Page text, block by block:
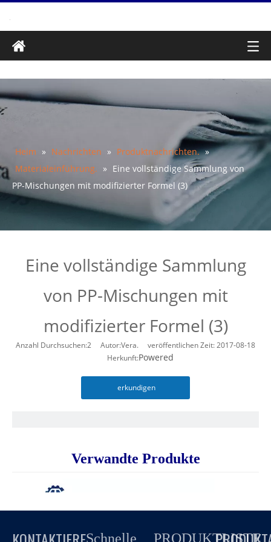
Heim » Nachrichten » Produktnachrichten. »
Materialeinführung. » Eine vollständige Sammlung von
PP-Mischungen mit modifizierter Formel (3)
Eine vollständige Sammlung
von PP-Mischungen mit
modifizierter Formel (3)
Anzahl Durchsuchen:2 Autor:Vera. veröffentlichen Zeit: 2017-08-18
Herkunft:Powered
erkundigen
Verwandte Produkte
Schnelle
PRODUKTLISTE